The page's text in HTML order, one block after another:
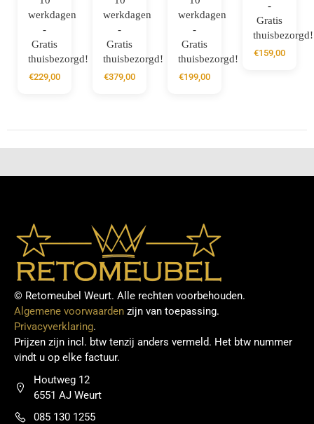
werkdagen
-
Gratis
thuisbezorgd!
€229,00
werkdagen
-
Gratis
thuisbezorgd!
€379,00
werkdagen
-
Gratis
thuisbezorgd!
€199,00
-
Gratis
thuisbezorgd!
€159,00
© Retomeubel Weurt. Alle rechten voorbehouden.
Algemene voorwaarden zijn van toepassing.
Privacyverklaring.
Prijzen zijn incl. btw tenzij anders vermeld. Het btw nummer
vindt u op elke factuur.
Houtweg 12
6551 AJ Weurt
085 130 1255